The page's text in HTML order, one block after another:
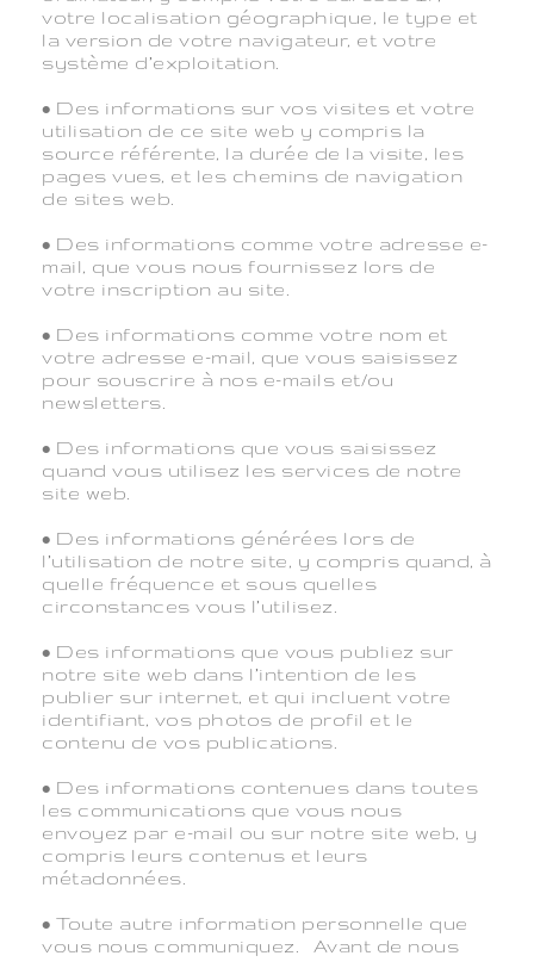
votre localisation géographique, le type et
la version de votre navigateur, et votre
système d’exploitation.
• Des informations sur vos visites et votre
utilisation de ce site web y compris la
source référente, la durée de la visite, les
pages vues, et les chemins de navigation
de sites web.
• Des informations comme votre adresse e-
mail, que vous nous fournissez lors de
votre inscription au site.
• Des informations comme votre nom et
votre adresse e-mail, que vous saisissez
pour souscrire à nos e-mails et/ou
newsletters.
• Des informations que vous saisissez
quand vous utilisez les services de notre
site web.
• Des informations générées lors de
l’utilisation de notre site, y compris quand, à
quelle fréquence et sous quelles
circonstances vous l’utilisez.
• Des informations que vous publiez sur
notre site web dans l’intention de les
publier sur internet, et qui incluent votre
identifiant, vos photos de profil et le
contenu de vos publications.
• Des informations contenues dans toutes
les communications que vous nous
envoyez par e-mail ou sur notre site web, y
compris leurs contenus et leurs
métadonnées.
• Toute autre information personnelle que
vous nous communiquez. Avant de nous